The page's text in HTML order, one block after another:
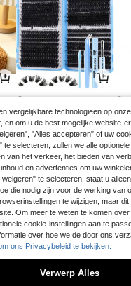
3 4
vergelijkbare technologieën op
en om u de best mogelijke website-
"Alles accepteren" of uw
te selecteren, zullen we alle
van het verkeer, het bieden van
en advertenties om uw
te selecteren, staat u
die nodig zijn voor de werking van
te wijzigen, maar
Om meer te weten te komen
cookie-instellingen aan te
over hoe we de door ons
ons Privacybeleid te bekijken.
Verwerp Alles